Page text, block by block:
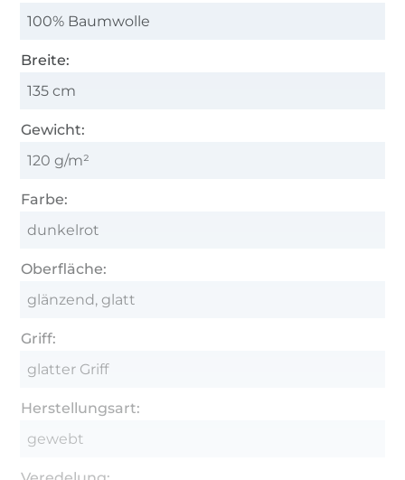
100% Baumwolle
Breite:
135 cm
Gewicht:
120 g/m²
Farbe:
dunkelrot
Oberfläche:
glänzend, glatt
Griff:
glatter Griff
Herstellungsart:
gewebt